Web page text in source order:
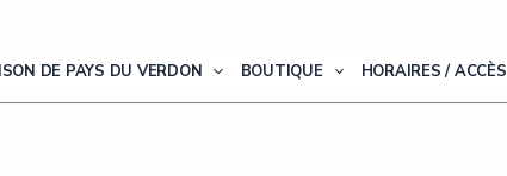
DE PAYS DU VERDON BOUTIQUE HORAIRES / ACCÈS